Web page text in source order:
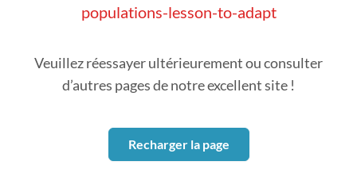
populations-lesson-to-adapt
Veuillez réessayer ultérieurement ou consulter
d’autres pages de notre excellent site !
Recharger la page